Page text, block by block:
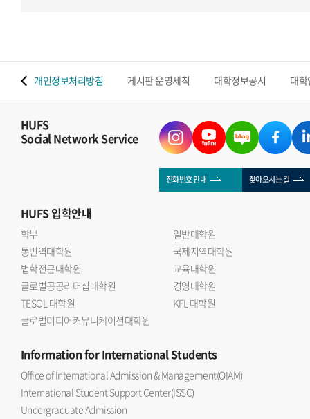
개인정보처리방침 게시판 운영세칙 대학정보공시 대
HUFS
Social Network Service
전화번호 안내 찾아오시는 길
HUFS입학안내
학부
일반대학원
통번역대학원
국제지역대학원
법학전문대학원
교육대학원
글로벌공공리더십대학원
경영대학원
TESOL 대학원
KFL 대학원
글로벌미디어커뮤니케이션대학원
Informationfor International Students
Office of International Admission & Management(OIAM)
International Student Support Center(ISSC)
Undergraduate Admission